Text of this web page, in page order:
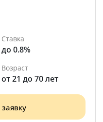
Ставка
до 0.8%
Возраст
от 21 до 70 лет